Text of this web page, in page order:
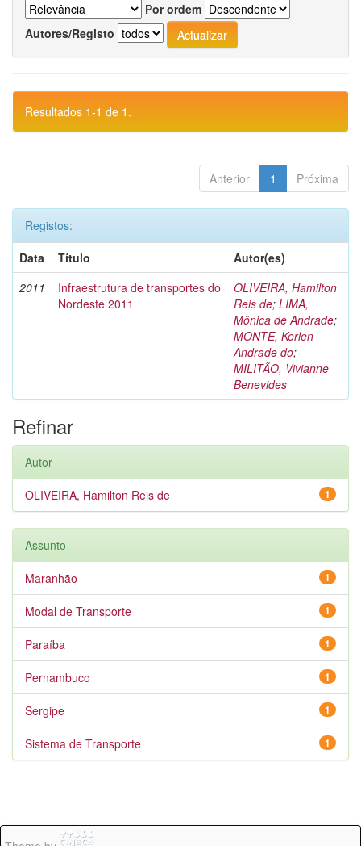
Por ordem
Autores/Registo
Resultados 1-1 de 1.
Anterior 1 Próxima
Registos:
Data
Título
Autor(es)
2011
Infraestrutura de transportes do
Nordeste 2011
OLIVEIRA, Hamilton
Reis de; LIMA,
Mônica de Andrade;
MONTE, Kerlen
Andrade do;
MILITÃO, Vivianne
Benevides
Refinar
Autor
1
OLIVEIRA, Hamilton Reis de
Assunto
1
Maranhão
1
Modal de Transporte
1
Paraíba
1
Pernambuco
1
Sergipe
1
Sistema de Transporte